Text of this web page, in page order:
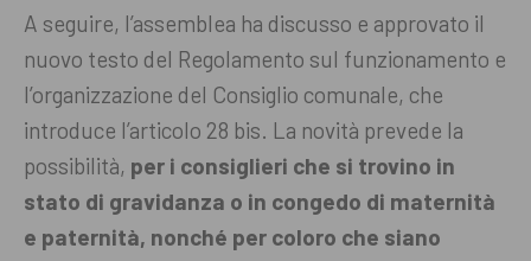
A seguire, l’assemblea ha discusso e approvato il
nuovo testo del Regolamento sul funzionamento e
l’organizzazione del Consiglio comunale, che
introduce l’articolo 28 bis. La novità prevede la
possibilità, per i consiglieri che si trovino in
stato di gravidanza o in congedo di maternità
e paternità, nonché per coloro che siano